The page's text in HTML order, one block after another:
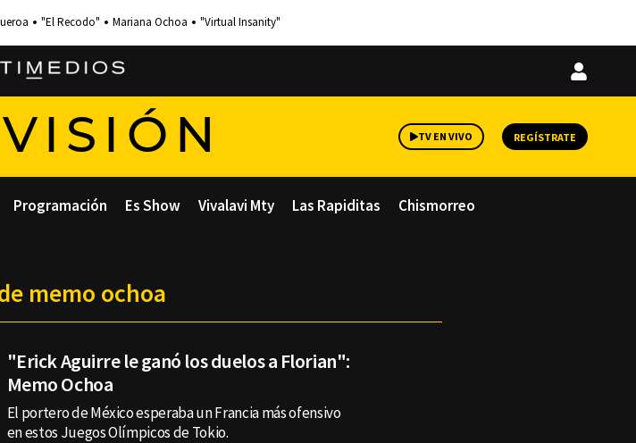
"El Recodo" Mariana Ochoa "Virtual Insanity"
Iniciar
TV EN VIVO REGÍSTRATE
Programación Es Show Vivalavi Mty Las Rapiditas Chismorreo
memo ochoa
"Erick Aguirre le ganó los duelos a Florian":
Memo Ochoa
El portero de México esperaba un Francia más ofensivo
en estos Juegos Olímpicos de Tokio.